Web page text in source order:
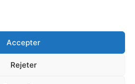
Accepter
Rejeter